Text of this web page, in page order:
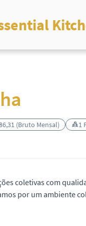
(Bruto Mensal) 1
coletivas com
por um ambiente